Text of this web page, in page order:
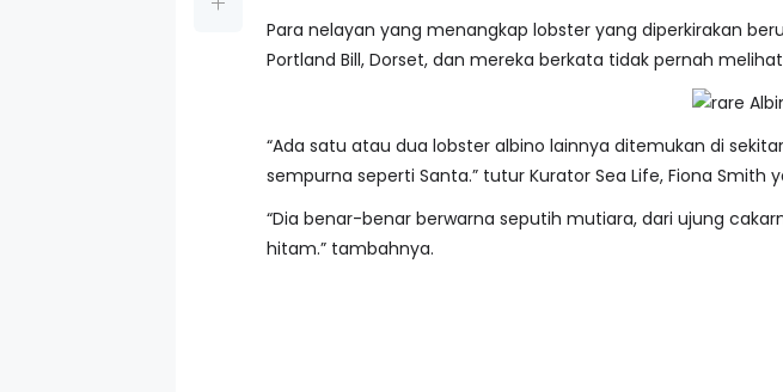
Para nelayan yang menangkap lobster yang diperkirakan
Portland Bill, Dorset, dan mereka berkata tidak pernah
“Ada satu atau dua lobster albino lainnya ditemukan di
sempurna seperti Santa.” tutur Kurator Sea Life, Fiona Smith
“Dia benar-benar berwarna seputih mutiara, dari ujung
hitam.” tambahnya.